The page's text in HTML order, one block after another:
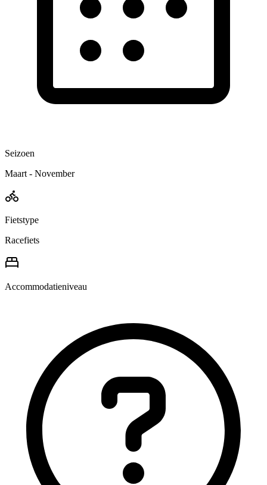
Seizoen
Maart - November
Fietstype
Racefiets
Accommodatieniveau